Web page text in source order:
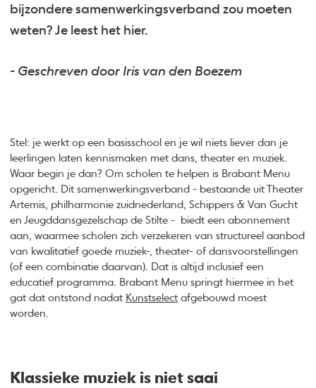
bijzondere samenwerkingsverband zou moeten
weten? Je leest het hier.
- Geschreven door Iris van den Boezem
Stel: je werkt op een basisschool en je wil niets liever dan je
leerlingen laten kennismaken met dans, theater en muziek.
Waar begin je dan? Om scholen te helpen is Brabant Menu
opgericht. Dit samenwerkingsverband - bestaande uit Theater
Artemis, philharmonie zuidnederland, Schippers & Van Gucht
en Jeugddansgezelschap de Stilte - biedt een abonnement
aan, waarmee scholen zich verzekeren van structureel aanbod
van kwalitatief goede muziek-, theater- of dansvoorstellingen
(of een combinatie daarvan). Dat is altijd inclusief een
educatief programma. Brabant Menu springt hiermee in het
gat dat ontstond nadat Kunstselect afgebouwd moest
worden.
Klassieke muziek is niet saai